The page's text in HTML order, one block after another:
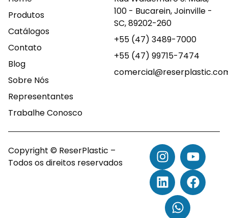
Produtos
Catálogos
Contato
Blog
Sobre Nós
Representantes
Trabalhe Conosco
100 - Bucarein, Joinville -
SC, 89202-260
+55 (47) 3489-7000
+55 (47) 99715-7474
Copyright © ReserPlastic –
Todos os direitos reservados